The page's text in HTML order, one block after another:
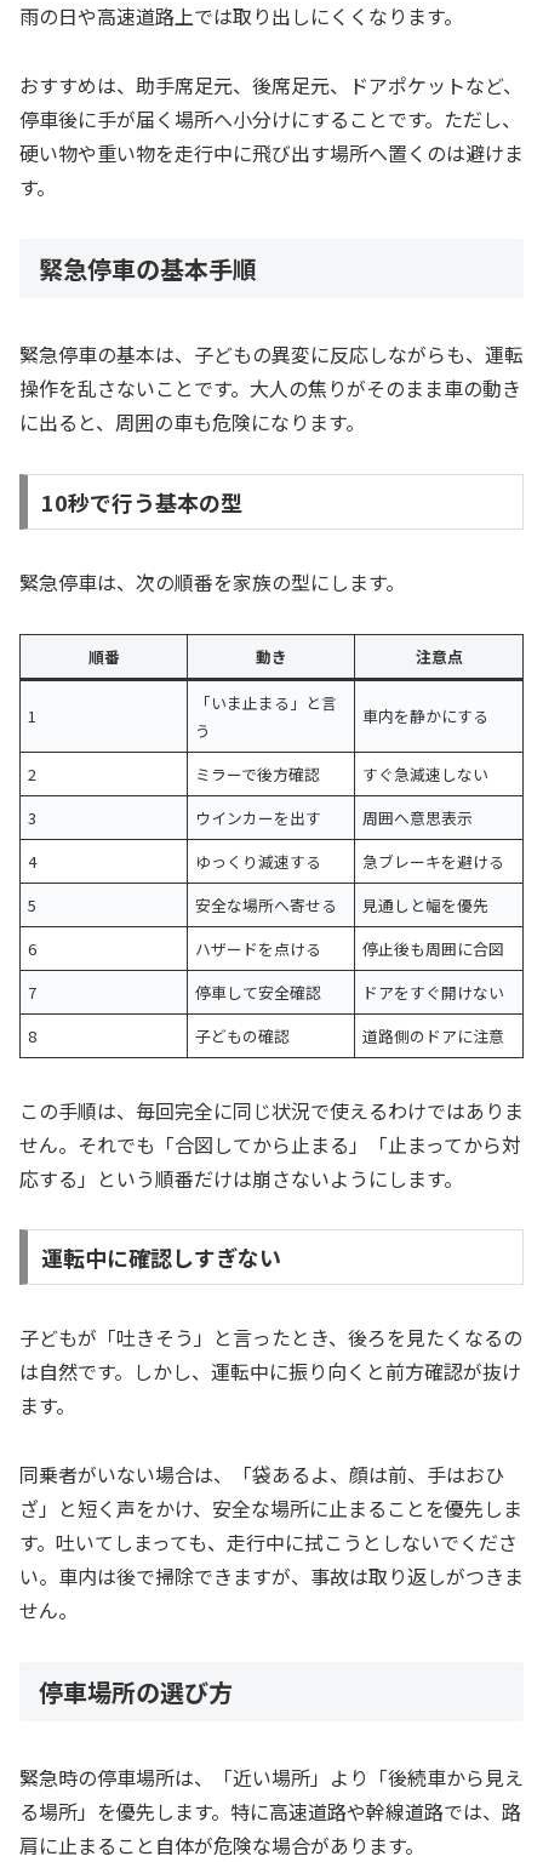
雨の日や高速道路上では取り出しにくくなります。
おすすめは、助手席足元、後席足元、ドアポケットなど、
停車後に手が届く場所へ小分けにすることです。ただし、
硬い物や重い物を走行中に飛び出す場所へ置くのは避けま
す。
緊急停車の基本手順
緊急停車の基本は、子どもの異変に反応しながらも、運転
操作を乱さないことです。大人の焦りがそのまま車の動き
に出ると、周囲の車も危険になります。
10秒で行う基本の型
緊急停車は、次の順番を家族の型にします。
順番 動き 注意点
1
「いま止まる」と言
う
車内を静かにする
2 ミラーで後方確認
すぐ急減速しない
3
ウインカーを出す
周囲へ意思表示
4
ゆっくり減速する
急ブレーキを避ける
5
安全な場所へ寄せる
見通しと幅を優先
6
ハザードを点ける
停止後も周囲に合図
7
停車して安全確認
ドアをすぐ開けない
8
子どもの確認 道路側のドアに注意
この手順は、毎回完全に同じ状況で使えるわけではありま
せん。それでも「合図してから止まる」「止まってから対
応する」という順番だけは崩さないようにします。
運転中に確認しすぎない
子どもが「吐きそう」と言ったとき、後ろを見たくなるの
は自然です。しかし、運転中に振り向くと前方確認が抜け
ます。
同乗者がいない場合は、「袋あるよ、顔は前、手はおひ
ざ」と短く声をかけ、安全な場所に止まることを優先しま
す。吐いてしまっても、走行中に拭こうとしないでくださ
い。車内は後で掃除できますが、事故は取り返しがつきま
せん。
停車場所の選び方
緊急時の停車場所は、「近い場所」より「後続車から見え
る場所」を優先します。特に高速道路や幹線道路では、路
肩に止まること自体が危険な場合があります。